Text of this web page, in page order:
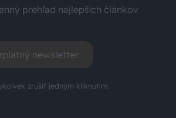
prehľad najlepších článkov
newsletter
zrušiť jedným kliknutím.